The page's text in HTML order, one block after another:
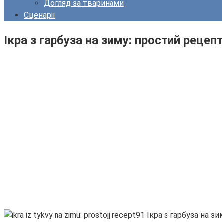
Догляд за тваринами
Сценарії
Ікра з гарбуза на зиму: простий